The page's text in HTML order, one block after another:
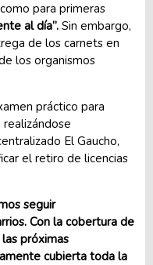
para primeras
al día”.Sin embargo,
de los carnets en
los organismos
práctico para
El Gaucho,
el retiro de licencias
seguir
Con la cobertura de
próximas
cubierta toda la